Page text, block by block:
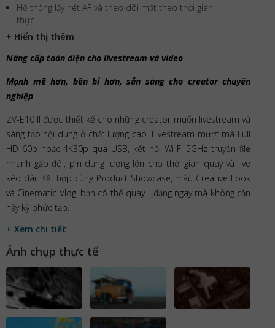
Hệ thống lấy nét AF và theo dõi mắt theo thời gian
thực
+ Hiển thị thêm
Nâng cấp toàn diện cho livestream và video
Mạnh mẽ hơn, bền bỉ hơn, sẵn sàng cho creator chuyên
nghiệp
ZV-E10 II được thiết kế cho những creator muốn livestream và
sáng tạo nội dung ở chất lượng cao. Livestream mượt mà Full
HD 60p hoặc 4K30p qua USB, kết nối Wi-Fi 5GHz truyền file
nhanh gấp đôi, pin dung lượng lớn cho thời gian quay và live
kéo dài. Kết hợp cùng Product Showcase, màu Creative Look
và Cinematic Vlog, bạn có thể quay - đăng ngay mà không cần
hậy kỳ phức tạp.
+ Xem chi tiết
Ảnh chụp thực tế